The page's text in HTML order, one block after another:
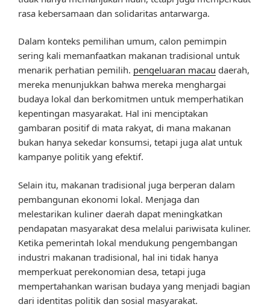
rasa kebersamaan dan solidaritas antarwarga.
Dalam konteks pemilihan umum, calon pemimpin
sering kali memanfaatkan makanan tradisional untuk
menarik perhatian pemilih. pengeluaran macau daerah,
mereka menunjukkan bahwa mereka menghargai
budaya lokal dan berkomitmen untuk memperhatikan
kepentingan masyarakat. Hal ini menciptakan
gambaran positif di mata rakyat, di mana makanan
bukan hanya sekedar konsumsi, tetapi juga alat untuk
kampanye politik yang efektif.
Selain itu, makanan tradisional juga berperan dalam
pembangunan ekonomi lokal. Menjaga dan
melestarikan kuliner daerah dapat meningkatkan
pendapatan masyarakat desa melalui pariwisata kuliner.
Ketika pemerintah lokal mendukung pengembangan
industri makanan tradisional, hal ini tidak hanya
memperkuat perekonomian desa, tetapi juga
mempertahankan warisan budaya yang menjadi bagian
dari identitas politik dan sosial masyarakat.